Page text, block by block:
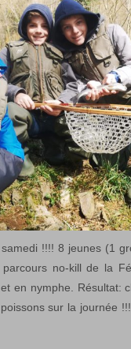
samedi !!!! 8 jeunes (1
no-kill de la
en nymphe. Résultat:
sur la journée